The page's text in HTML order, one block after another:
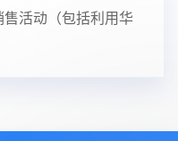
活动（包括利用华